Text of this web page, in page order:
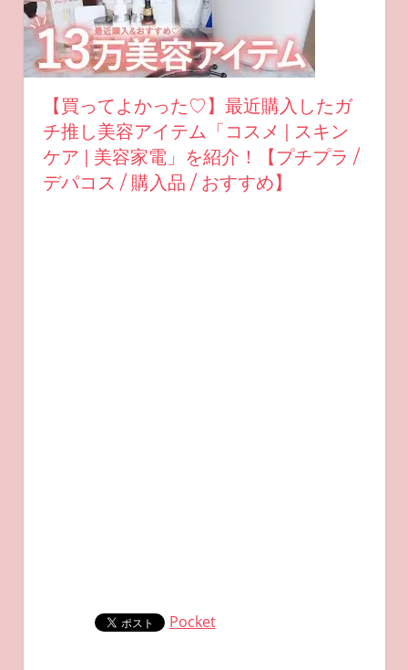
【買ってよかった♡】最近購入したガ
チ推し美容アイテム「コスメ | スキン
ケア | 美容家電」を紹介！【プチプラ /
デパコス / 購入品 / おすすめ】
Pocket